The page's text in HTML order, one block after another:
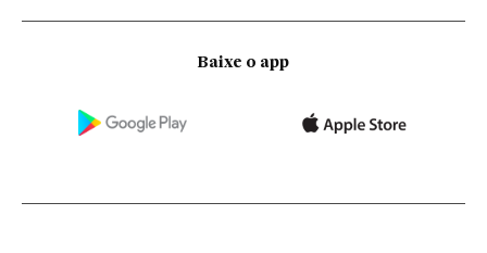
Baixe o app